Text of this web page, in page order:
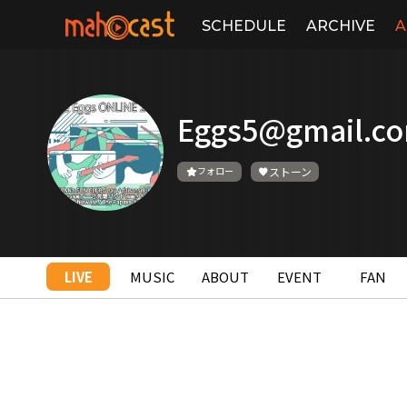
SCHEDULE ARCHIVE
フォロー ストーン
LIVE MUSIC ABOUT EVENT FAN